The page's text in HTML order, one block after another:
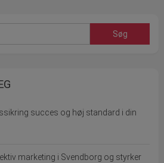
efter:
succes og høj standard i din
marketing i Svendborg og styrker